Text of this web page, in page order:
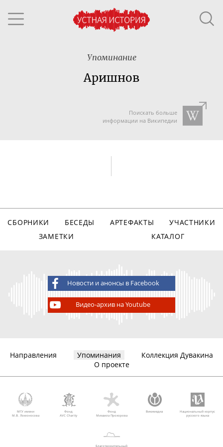
Упоминание
Аришнов
Поискать больше
информации на Википедии
СБОРНИКИ БЕСЕДЫ АРТЕФАКТЫ
УЧАСТНИКИ
ЗАМЕТКИ
КАТАЛОГ
Новости и анонсы в Facebook
Видео-архив на Youtube
Направления Упоминания
Коллекция Дувакина
О проекте
МГУ имени
М.В. Ломоносова
Фонд
AVC Charity
Фонд
Михаила Прохорова
Викимедиа
Национальный корпус
русского языка
Благотворительный